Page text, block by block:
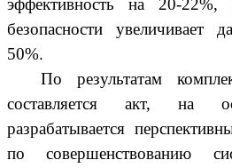
эффективность на 20-22%,
безопасности увеличивает
50%.
По результатам
составляется акт, на
разрабатывается
по совершенствованию